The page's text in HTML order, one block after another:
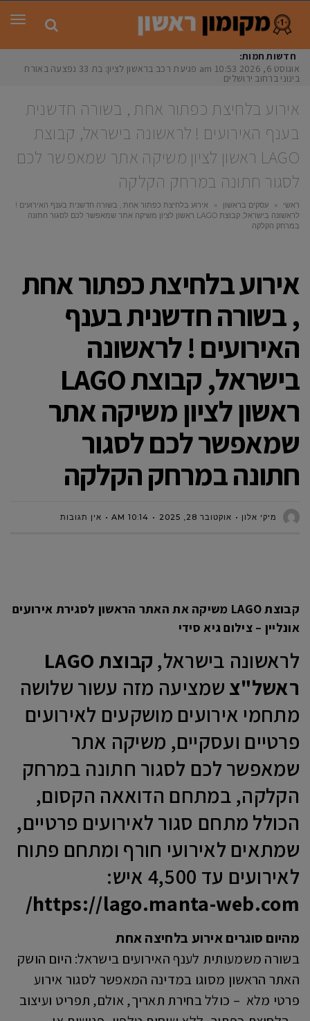
חדשות חמות:
אוגוסט 6, 2026
10:53 am פגיעת רכב בראשון לציון: בת 33 נפצעה באורח
בינוני ברחוב ירושלים
אירוע בלחיצת כפתור אחת , בשורה חדשנית
בענף האירועים ! לראשונה בישראל, קבוצת
LAGO ראשון לציון משיקה אתר שמאפשר לכם
לסגור חתונה במרחק הקלקה
ראשי » עסקים בראשון »
אירוע בלחיצת כפתור אחת , בשורה חדשנית בענף האירועים !
לראשונה בישראל, קבוצת LAGO ראשון לציון משיקה אתר שמאפשר לכם לסגור חתונה
במרחק הקלקה
אירוע בלחיצת כפתור אחת
, בשורה חדשנית בענף
האירועים ! לראשונה
בישראל, קבוצת LAGO
ראשון לציון משיקה אתר
שמאפשר לכם לסגור
חתונה במרחק הקלקה
מיקי אלון אוקטובר 28, 2025 10:14 AM אין תגובות
קבוצת LAGO משיקה את האתר הראשון לסגירת אירועים
אונליין – צילום גיא סידי
לראשונה בישראל,
קבוצת LAGO
ראשל"צ שמציעה מזה עשור שלושה
מתחמי אירועים מושקעים לאירועים
פרטיים ועסקיים, משיקה אתר
שמאפשר לכם לסגור חתונה במרחק
הקלקה, במתחם הדואאה הקסום,
הכולל מתחם סגור לאירועים פרטיים,
שמתאים לאירועי חורף ומתחם פתוח
לאירועים עד 4,500 איש:
https://lago.manta-web.com/
מהיום סוגרים אירוע בלחיצה אחת
בשורה משמעותית לענף האירועים בישראל: היום הושק
האתר הראשון מסוגו במדינה המאפשר לסגור אירוע
פרטי מלא – כולל בחירת תאריך, אולם, תפריט ועיצוב